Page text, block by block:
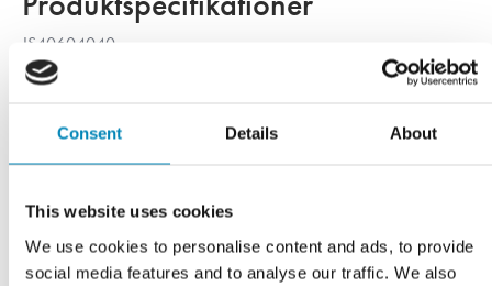
Consent Details About
This website uses cookies
We use cookies to personalise content and ads, to provide
social media features and to analyse our traffic. We also
JS40604040
Samlet vægt: